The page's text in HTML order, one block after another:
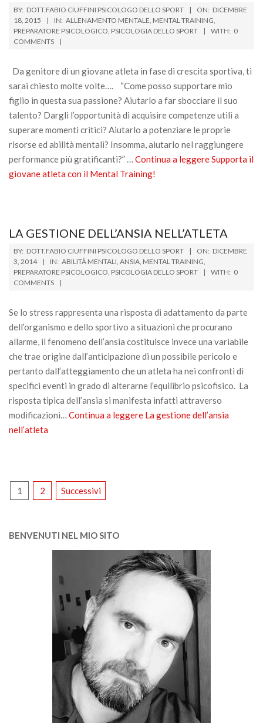
2015-
12-
18
BY: DOTT.FABIO CIUFFINI PSICOLOGO DELLO SPORT ON: DICEMBRE
18, 2015
IN: ALLENAMENTO MENTALE, MENTAL TRAINING,
PREPARATORE PSICOLOGICO, PSICOLOGIA DELLO SPORT WITH: 0
COMMENTS
Da genitore di un giovane atleta in fase di crescita sportiva, ti
sarai chiesto molte volte…. “Come posso supportare mio
figlio in questa sua passione? Aiutarlo a far sbocciare il suo
talento? Dargli l’opportunità di acquisire competenze utili a
superare momenti critici? Aiutarlo a potenziare le proprie
risorse ed abilità mentali? Insomma, aiutarlo nel raggiungere
performance più gratificanti?” … Continua a leggereSupporta il
giovane atleta con il Mental Training!
LA GESTIONE DELL’ANSIA NELL’ATLETA
2014-
12-
03
BY: DOTT.FABIO CIUFFINI PSICOLOGO DELLO SPORT ON: DICEMBRE
3, 2014
IN: ABILITÀ MENTALI, ANSIA, MENTAL TRAINING,
PREPARATORE PSICOLOGICO, PSICOLOGIA DELLO SPORT WITH: 0
COMMENTS
Se lo stress rappresenta una risposta di adattamento da parte
dell’organismo e dello sportivo a situazioni che procurano
allarme, il fenomeno dell’ansia costituisce invece una variabile
che trae origine dall’anticipazione di un possibile pericolo e
pertanto dall’atteggiamento che un atleta ha nei confronti di
specifici eventi in grado di alterarne l’equilibrio psicofisico. La
risposta tipica dell’ansia si manifesta infatti attraverso
modificazioni… Continua a leggere La gestione dell’ansia
nell’atleta
PAGINAZIONE
ARTICOLI
1 2 Successivi
BENVENUTI NEL MIO SITO